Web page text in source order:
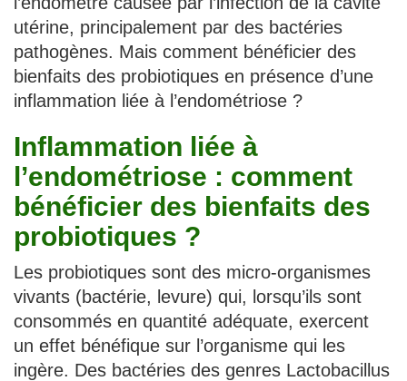
utérine, principalement par des bactéries
pathogènes. Mais comment bénéficier des
bienfaits des probiotiques en présence d’une
inflammation liée à l’endométriose ?
Inflammation liée à
l’endométriose : comment
bénéficier des bienfaits des
probiotiques ?
Les probiotiques sont des micro-organismes
vivants (bactérie, levure) qui, lorsqu’ils sont
consommés en quantité adéquate, exercent
un effet bénéfique sur l’organisme qui les
ingère. Des bactéries des genres Lactobacillus